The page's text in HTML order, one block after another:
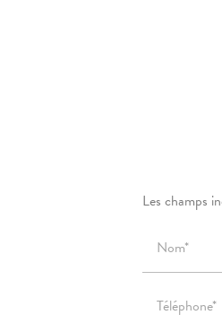
Les champs
Nom*
Téléphone*